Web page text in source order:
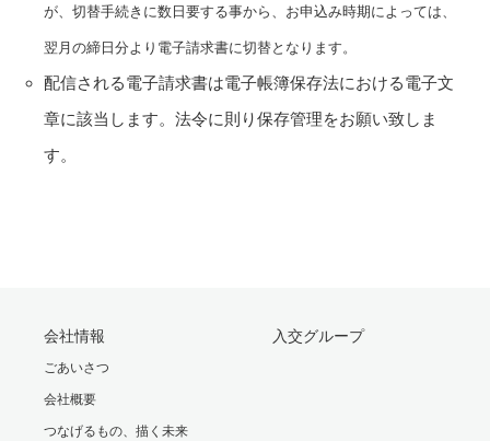
が、切替手続きに数日要する事から、お申込み時期によっては、
翌月の締日分より電子請求書に切替となります。
配信される電子請求書は電子帳簿保存法における電子文
章に該当します。法令に則り保存管理をお願い致しま
す。
会社情報
ごあいさつ
会社概要
つなげるもの、描く未来
入交グループ